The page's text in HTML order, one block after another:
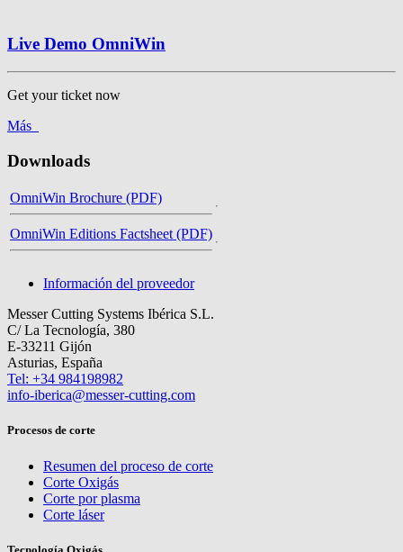
Live Demo OmniWin
Get your ticket now
Más
Downloads
OmniWin Brochure (PDF)
OmniWin Editions Factsheet (PDF)
Información del proveedor
Messer Cutting Systems Ibérica S.L.
C/ La Tecnología, 380
E-33211 Gijón
Asturias, España
Tel: +34 984198982
info-iberica@messer-cutting.com
Procesos de corte
Resumen del proceso de corte
Corte Oxigás
Corte por plasma
Corte láser